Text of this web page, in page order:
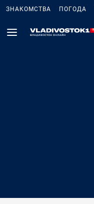
ЗНАКОМСТВА ПОГОДА